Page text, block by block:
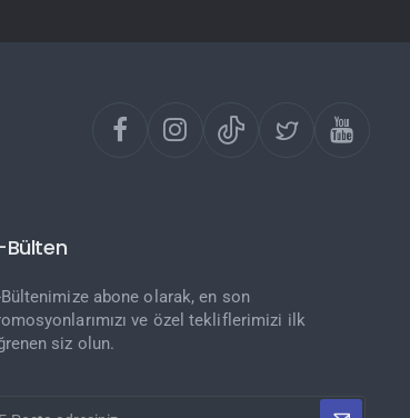
Bülten
Bültenimize abone olarak, en son
ve özel tekliflerimizi ilk
siz olun.